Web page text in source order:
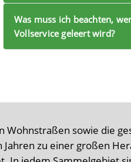
Was muss ich beachten,
Vollservice geleert wird?
sowie die
zu einer großen